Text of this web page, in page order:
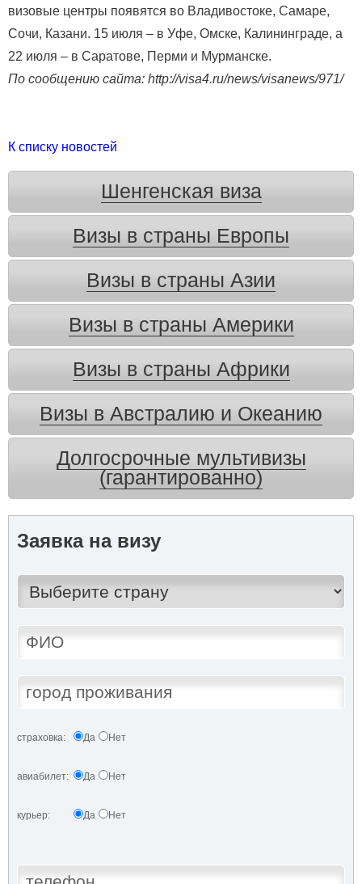
визовые центры появятся во Владивостоке, Самаре,
Сочи, Казани. 15 июля – в Уфе, Омске, Калининграде, а
22 июля – в Саратове, Перми и Мурманске.
По сообщению сайта: http://visa4.ru/news/visanews/971/
К списку новостей
Шенгенская виза
Визы в страны Европы
Визы в страны Азии
Визы в страны Америки
Визы в страны Африки
Визы в Австралию и Океанию
Долгосрочные мультивизы
(гарантированно)
Заявка на визу
страховка: Да Нет
авиабилет: Да Нет
курьер: Да Нет